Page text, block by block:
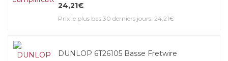
24,21€
Prix le plus bas 30 derniers jours: 24,21€
DUNLOP 6T26105 Basse Fretwire